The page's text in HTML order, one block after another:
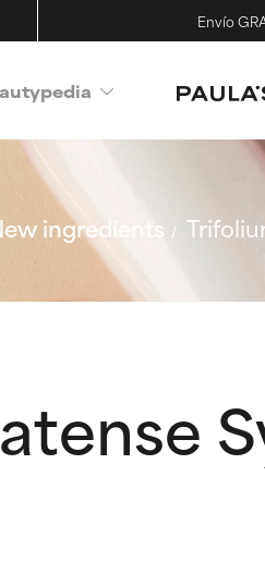
Envío
ingredients